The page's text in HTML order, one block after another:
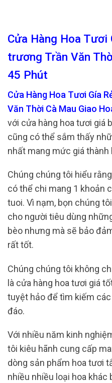
Cửa Hàng Hoa Tươi
trương Trần Văn
45 Phút
Cửa Hàng Hoa Tươi Gía
Văn Thời Cà Mau Giao
với cửa hàng hoa tươi giá
cũng có thể sắm thấy
nhất mang mức giá thành
Chúng chúng tôi hiểu
có thể chi mang 1 khoản
tuoi. Vì nạm, bọn chúng
cho người tiêu dùng
bèo nhưng mà sẽ bảo
rất tốt.
Chúng chúng tôi không
là cửa hàng hoa tươi giá
tuyệt hảo để tìm kiếm
đáo.
Với nhiều năm kinh
tôi kiêu hãnh cung cấp
dòng sản phẩm hoa tươi
nhiều nhiều loại hoa